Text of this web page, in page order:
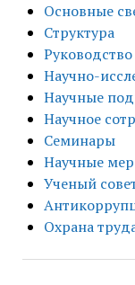
Основные
Структура
Руководство
Научно-
Научные
Научное
Семинары
Научные
Ученый
Охрана